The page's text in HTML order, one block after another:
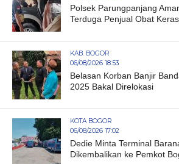
Polsek Parungpanjang
Terduga Penjual Obat
KAB. BOGOR
06/08/2026 18:53
Belasan Korban Banjir
2025 Bakal Direlokasi
KOTA BOGOR
06/08/2026 17:02
Dedie Minta Terminal
Dikembalikan ke Pemkot